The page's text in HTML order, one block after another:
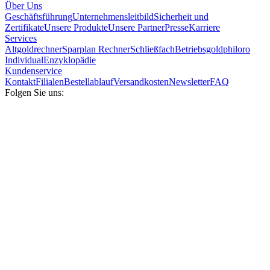
Über Uns
GeschäftsführungUnternehmensleitbildSicherheit und
ZertifikateUnsere ProdukteUnsere PartnerPresseKarriere
Services
AltgoldrechnerSparplan RechnerSchließfachBetriebsgoldphiloro
IndividualEnzyklopädie
Kundenservice
KontaktFilialenBestellablaufVersandkostenNewsletterFAQ
Folgen Sie uns: